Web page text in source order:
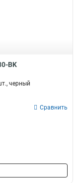
BK
черный
Сравнить